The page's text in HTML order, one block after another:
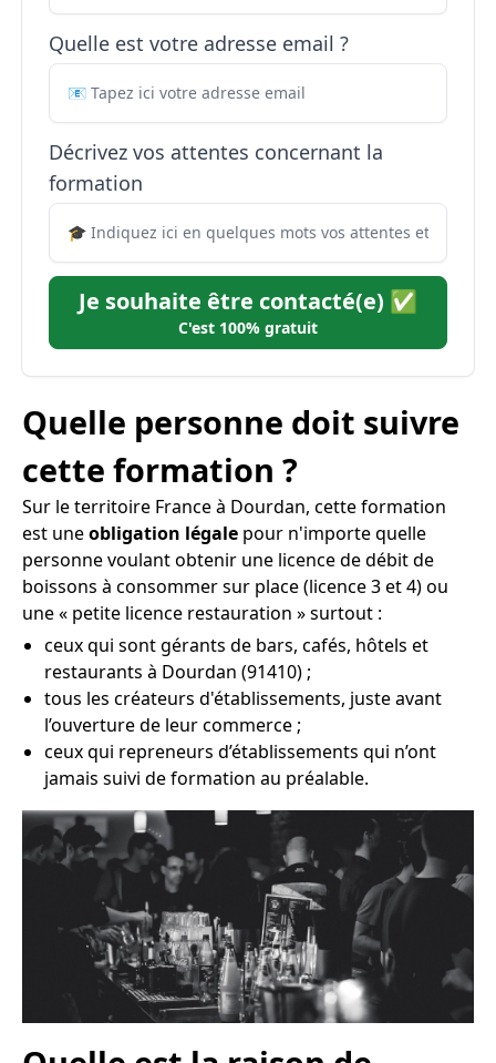
Quelle est votre adresse email ?
Décrivez vos attentes concernant la
formation
Je souhaite être contacté(e) ✅
C'est 100% gratuit
Quelle personne doit suivre
cette formation ?
Sur le territoire France à Dourdan, cette formation
est uneobligation légale pour n'importe quelle
personne voulant obtenir une licence de débit de
boissons à consommer sur place (licence 3 et 4) ou
une « petite licence restauration » surtout :
ceux qui sont gérants de bars, cafés, hôtels et
restaurants à Dourdan (91410) ;
tous les créateurs d'établissements, juste avant
l’ouverture de leur commerce ;
ceux qui repreneurs d’établissements qui n’ont
jamais suivi de formation au préalable.